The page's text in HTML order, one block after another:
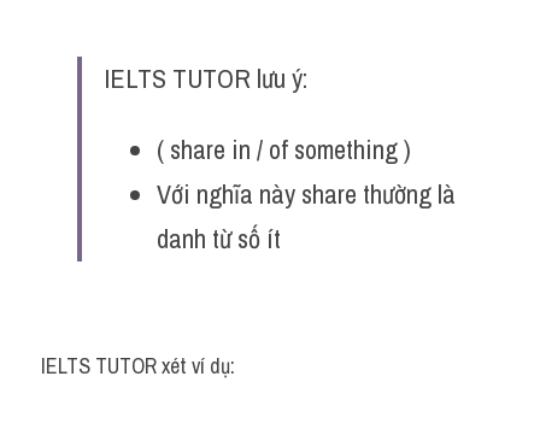
IELTS TUTOR lưu ý:
( share in / of something )
Với nghĩa này share thường là
danh từ số ít
IELTS TUTOR xét ví dụ: